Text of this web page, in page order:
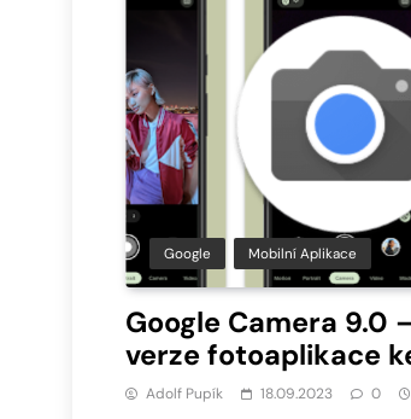
Google Mobilní Aplikace
Google Camera 9.0
verze fotoaplikace
Adolf Pupík 18.09.2023 0